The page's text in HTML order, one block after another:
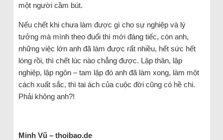
một người cầm bút.
Nếu chết khi chưa làm được gì cho sự nghiệp và lý
tưởng mà mình theo đuổi thì mới đáng tiếc, còn anh,
những việc lớn anh đã làm được rất nhiều, hết sức hết
lòng rồi, thì chết lúc nào chẳng được. Lập thân, lập
nghiệp, lập ngôn – tam lập đó anh đã làm xong, làm một
cách xuất sắc, thì tai ách của cuộc đời cũng có hề chi.
Phải không anh?!
Minh Vũ – thoibao.de